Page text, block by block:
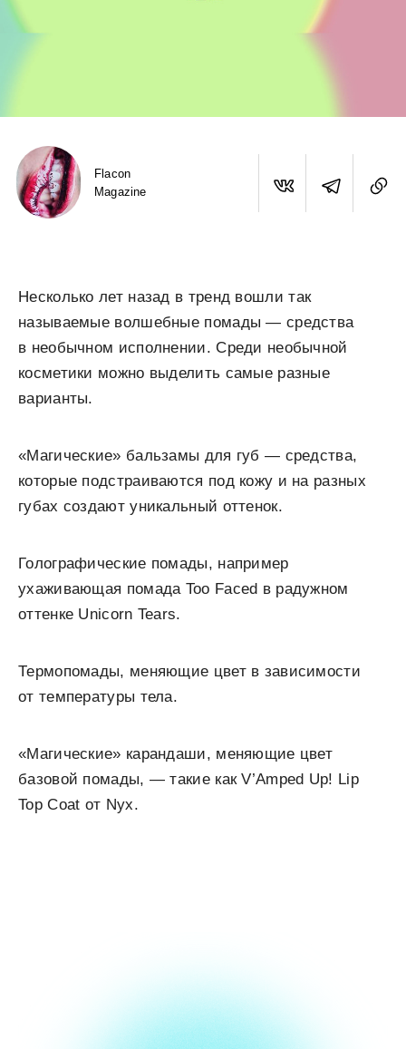
Flacon
Magazine
Несколько лет назад в тренд вошли так
называемые волшебные помады — средства
в необычном исполнении. Среди необычной
косметики можно выделить самые разные
варианты.
«Магические» бальзамы для губ — средства,
которые подстраиваются под кожу и на разных
губах создают уникальный оттенок.
Голографические помады, например
ухаживающая помада Too Faced в радужном
оттенке Unicorn Tears.
Термопомады, меняющие цвет в зависимости
от температуры тела.
«Магические» карандаши, меняющие цвет
базовой помады, — такие как V’Amped Up! Lip
Top Coat от Nyx.